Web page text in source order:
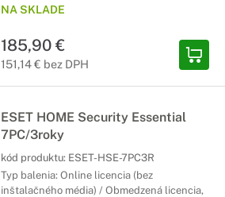
NA SKLADE
185,90 €
151,14 € bez DPH
ESET HOME Security Essential
7PC/3roky
kód produktu: ESET-HSE-7PC3R
Typ balenia: Online licencia (bez
inštalačného média) / Obmedzená licencia,